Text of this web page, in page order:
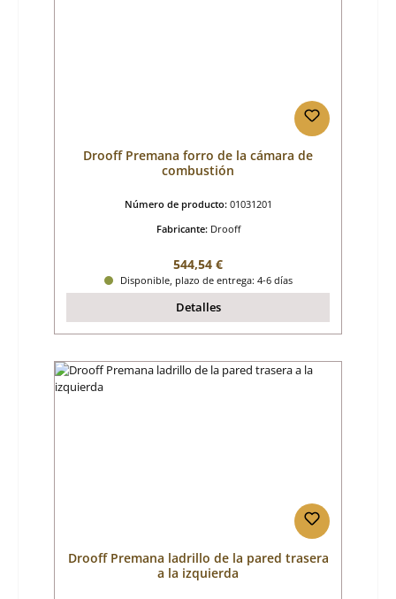
Drooff Premana forro de la cámara de
combustión
Número de producto: 01031201
Fabricante: Drooff
Precio normal:
544,54 €
Disponible, plazo de entrega: 4-6 días
Detalles
Drooff Premana ladrillo de la pared trasera
a la izquierda